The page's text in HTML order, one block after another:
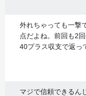
外れちゃっても一撃
点だよね。前回も2
40プラス収支で返っ
マジで信頼できるん